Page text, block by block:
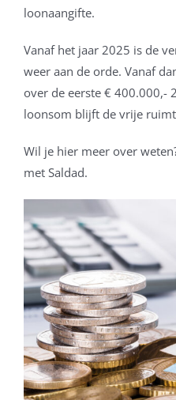
loonaangifte.
Vanaf het jaar 2025 is de
weer aan de orde. Vanaf
over de eerste € 400.000,-
loonsom blijft de vrije
Wil je hier meer over
met Saldad.